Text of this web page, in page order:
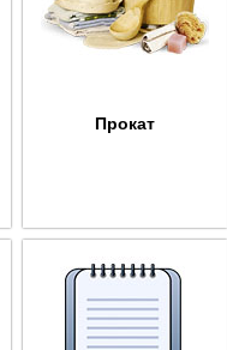
Прокат